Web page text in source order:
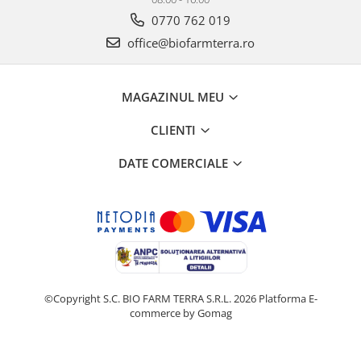
0770 762 019
office@biofarmterra.ro
MAGAZINUL MEU
CLIENTI
DATE COMERCIALE
©Copyright S.C. BIO FARM TERRA S.R.L. 2026 Platforma E-
commerce by Gomag